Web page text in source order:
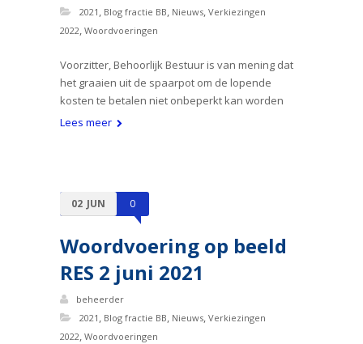
2021 , Blog fractie BB, Nieuws, Verkiezingen
2022, Woordvoeringen
Voorzitter, Behoorlijk Bestuur is van mening dat
het graaien uit de spaarpot om de lopende
kosten te betalen niet onbeperkt kan worden
Lees meer
02 JUN 0
Woordvoering op beeld
RES 2 juni 2021
beheerder
2021 , Blog fractie BB, Nieuws, Verkiezingen
2022, Woordvoeringen